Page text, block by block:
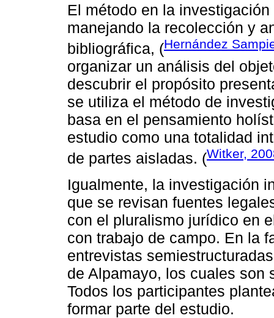
El método en la
manejando la recolección y
bibliográfica, (Hernández
organizar un análisis del
descubrir el propósito
se utiliza el método de
basa en el pensamiento
estudio como una totalidad
de partes aisladas. (Witker,
Igualmente, la investigación
que se revisan fuentes
con el pluralismo jurídico en
con trabajo de campo. En la
entrevistas
de Alpamayo, los cuales son
Todos los participantes
formar parte del estudio.